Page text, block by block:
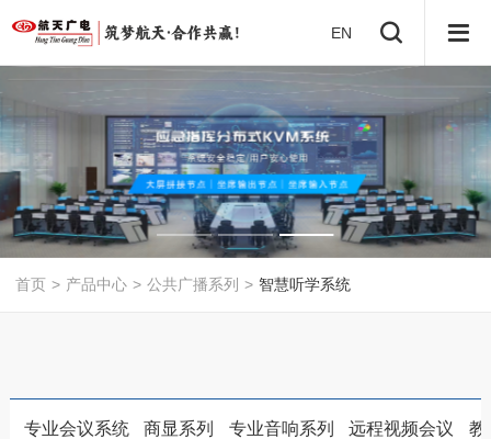
EN
首页 > 产品中心 > 公共广播系列 > 智慧听学系统
专业会议系统 商显系列 专业音响系列 远程视频会议 教